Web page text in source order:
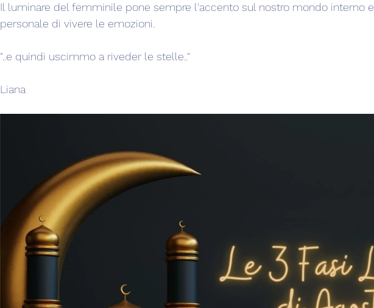
Il luminare del femminile pone sempre l'accento sul nostro mondo interno
personale di vivere le emozioni.
"..e quindi uscimmo a riveder le stelle.."
Liana